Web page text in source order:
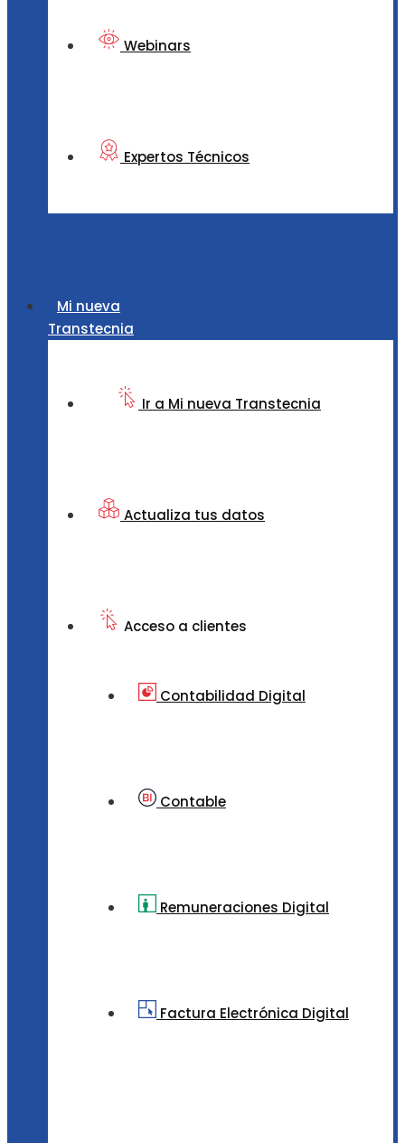
Webinars
Expertos Técnicos
Mi nueva
Transtecnia
Ir a Mi nueva Transtecnia
Actualiza tus datos
Acceso a clientes
Contabilidad Digital
Contable
Remuneraciones Digital
Factura Electrónica Digital